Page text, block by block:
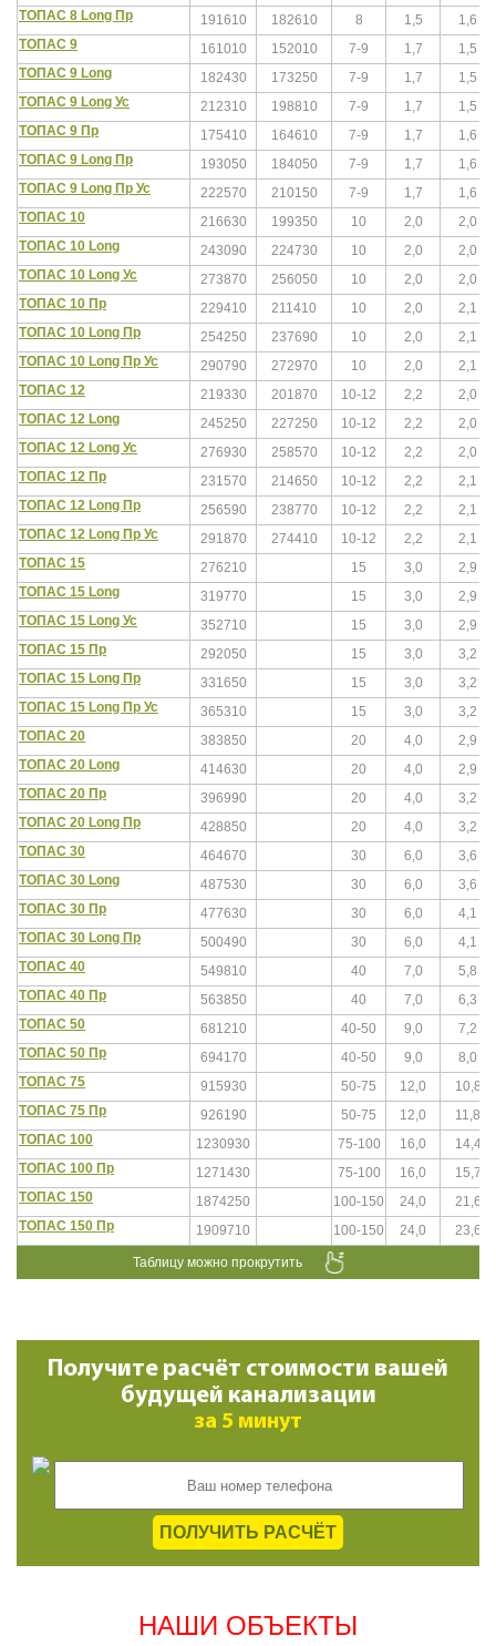
ТОПАС 8 Long Пр
191610 182610 8 1,5
1,6
ТОПАС 9
161010 152010 7-9 1,7
1,5
ТОПАС 9 Long
182430 173250 7-9 1,7
1,5
ТОПАС 9 Long Ус
212310 198810 7-9 1,7
1,5
ТОПАС 9 Пр
175410 164610 7-9 1,7
1,6
ТОПАС 9 Long Пр
193050 184050 7-9 1,7
1,6
ТОПАС 9 Long Пр Ус
222570 210150 7-9 1,7
1,6
ТОПАС 10
216630 199350 10 2,0
2,0
ТОПАС 10 Long
243090 224730 10 2,0
2,0
ТОПАС 10 Long Ус
273870 256050 10 2,0
2,0
ТОПАС 10 Пр
229410 211410 10 2,0
2,1
ТОПАС 10 Long Пр
254250 237690 10 2,0
2,1
ТОПАС 10 Long Пр Ус
290790 272970 10 2,0
2,1
ТОПАС 12
219330 201870 10-12 2,2
2,0
ТОПАС 12 Long
245250 227250 10-12 2,2
2,0
ТОПАС 12 Long Ус
276930 258570 10-12 2,2
2,0
ТОПАС 12 Пр
231570 214650 10-12 2,2
2,1
ТОПАС 12 Long Пр
256590 238770 10-12 2,2
2,1
ТОПАС 12 Long Пр Ус
291870 274410 10-12 2,2
2,1
ТОПАС 15
276210 15 3,0
2,9
ТОПАС 15 Long
319770 15 3,0
2,9
ТОПАС 15 Long Ус
352710 15 3,0
2,9
ТОПАС 15 Пр
292050 15 3,0
3,2
ТОПАС 15 Long Пр
331650 15 3,0
3,2
ТОПАС 15 Long Пр Ус
365310 15 3,0
3,2
ТОПАС 20
383850 20 4,0
2,9
ТОПАС 20 Long
414630 20 4,0
2,9
ТОПАС 20 Пр
396990 20 4,0
3,2
ТОПАС 20 Long Пр
428850 20 4,0
3,2
ТОПАС 30
464670 30 6,0
3,6
ТОПАС 30 Long
487530 30 6,0
3,6
ТОПАС 30 Пр
477630 30 6,0
4,1
ТОПАС 30 Long Пр
500490 30 6,0
4,1
ТОПАС 40
549810 40 7,0
5,8
ТОПАС 40 Пр
563850 40 7,0
6,3
ТОПАС 50
681210 40-50 9,0
7,2
ТОПАС 50 Пр
694170 40-50 9,0
8,0
ТОПАС 75
915930 50-75 12,0
10,8
ТОПАС 75 Пр
926190 50-75 12,0
11,8
ТОПАС 100
1230930 75-100 16,0
14,4
ТОПАС 100 Пр
1271430 75-100 16,0
15,7
ТОПАС 150
1874250 100-150 24,0
21,6
ТОПАС 150 Пр
1909710 100-150 24,0 23,6
Получите расчёт стоимости вашей
будущей канализации
за 5 минут
ПОЛУЧИТЬ РАСЧЁТ
НАШИ ОБЪЕКТЫ